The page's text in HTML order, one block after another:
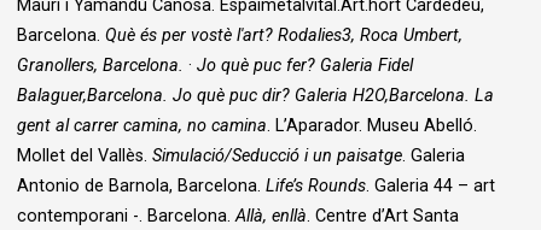
Maurí i Yamandú Canosa. Espaimetalvital.Art.hort Cardedeu,
Barcelona.Què és per vostè l'art? Rodalies3, Roca Umbert,
Granollers, Barcelona. ·Jo què puc fer? Galeria Fidel
Balaguer,Barcelona.Jo què puc dir? Galeria H2O,Barcelona. La
gent al carrer camina, no camina. L’Aparador. Museu Abelló.
Mollet del Vallès.Simulació/Seducció i un paisatge. Galeria
Antonio de Barnola, Barcelona.Life’s Rounds. Galeria 44 – art
contemporani -. Barcelona. Allà, enllà. Centre d’Art Santa